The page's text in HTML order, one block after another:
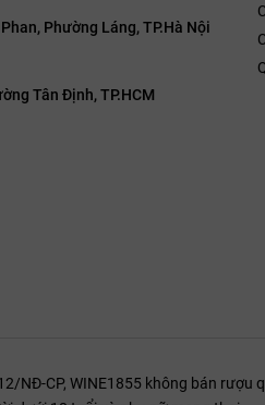
Phường Láng, TP.Hà Nội
Tân Định, TP.HCM
NĐ-CP, WINE1855 không bán